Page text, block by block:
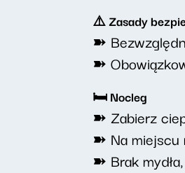
⚠️ Zasady
➽
➽
🛏️ Nocleg
➽ Zabierz
➽ Na miejscu
➽ Brak